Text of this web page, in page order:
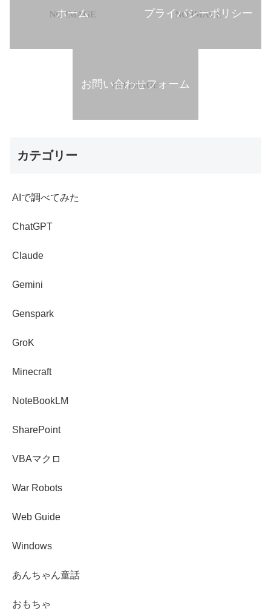
ホーム プライバシーポリシー
お問い合わせフォーム
カテゴリー
AIで調べてみた
ChatGPT
Claude
Gemini
Genspark
GroK
Minecraft
NoteBookLM
SharePoint
VBAマクロ
War Robots
Web Guide
Windows
あんちゃん童話
おもちゃ